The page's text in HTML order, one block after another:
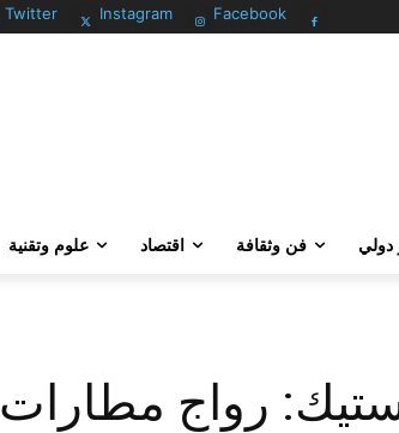
Facebook
Instagram
Twitter
فن وثقافة اقتصاد علوم وتقنية
رواج مطارات